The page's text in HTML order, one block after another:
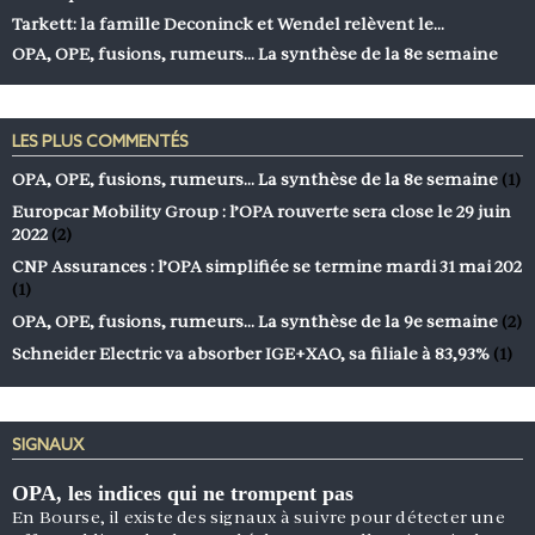
Tarkett: la famille Deconinck et Wendel relèvent le…
OPA, OPE, fusions, rumeurs… La synthèse de la 8e semaine
LES PLUS COMMENTÉS
OPA, OPE, fusions, rumeurs… La synthèse de la 8e semaine (1)
Europcar Mobility Group : l’OPA rouverte sera close le 29 juin
2022 (2)
CNP Assurances : l’OPA simplifiée se termine mardi 31 mai 202
(1)
OPA, OPE, fusions, rumeurs… La synthèse de la 9e semaine (2)
Schneider Electric va absorber IGE+XAO, sa filiale à 83,93% (1)
SIGNAUX
OPA, les indices qui ne trompent pas
En Bourse, il existe des signaux à suivre pour détecter une